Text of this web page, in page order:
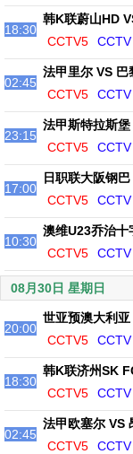
18:30
韩K联蔚山HD
CCTV5
CCTV
02:45
法甲里尔 VS 巴
CCTV5
CCTV
23:15
法甲斯特拉斯
CCTV5
CCTV
17:00
日职联大阪钢
CCTV5
CCTV
10:30
澳维U23乔治十
CCTV5
CCTV
08月30日 星期日
20:00
世亚预澳大利
CCTV5
CCTV
18:30
韩K联济州SK
CCTV5
CCTV
02:45
法甲欧塞尔 VS
CCTV5
CCTV